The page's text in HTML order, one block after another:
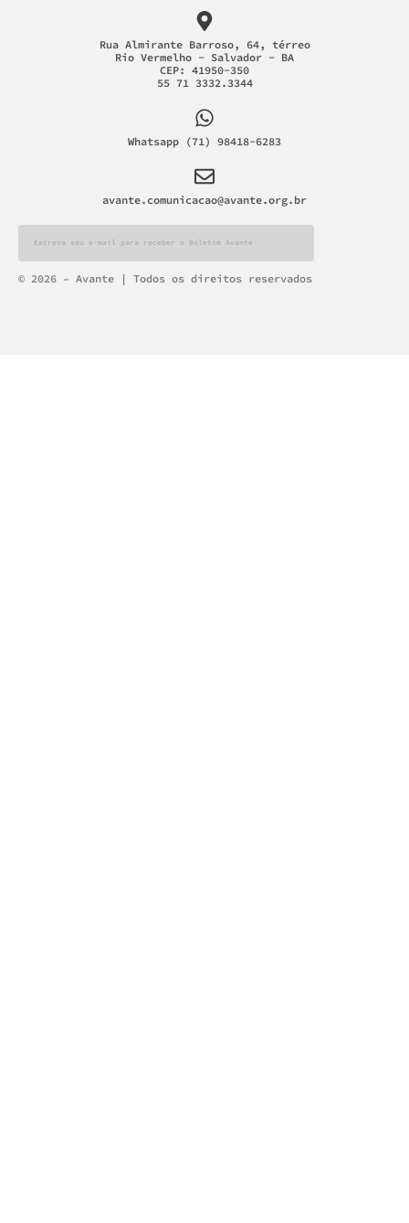
Rua Almirante Barroso, 64, térreo
Rio Vermelho - Salvador - BA
CEP: 41950-350
55 71 3332.3344
Whatsapp (71) 98418-6283
avante.comunicacao@avante.org.br
Alternative:
© 2026 – Avante | Todos os direitos reservados